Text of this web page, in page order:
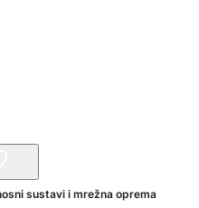
sustavi i mrežna oprema